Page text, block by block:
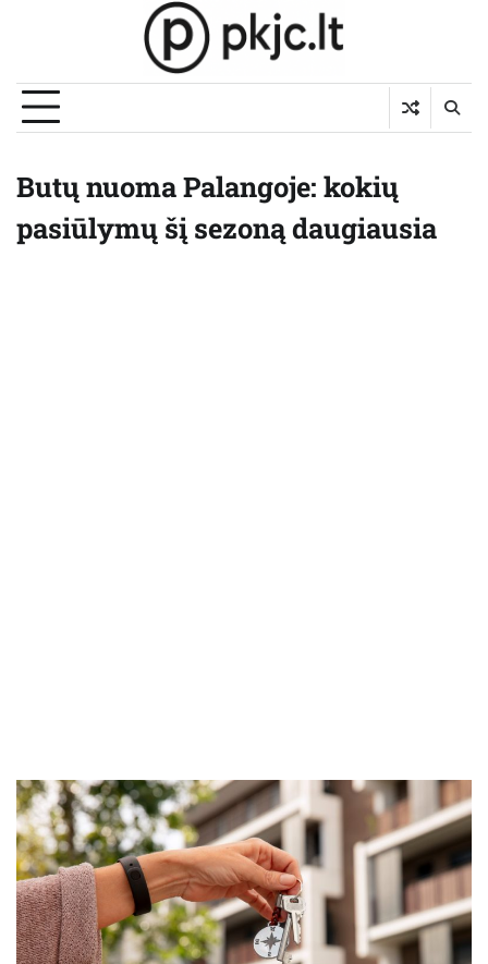
Butų nuoma Palangoje: kokių
pasiūlymų šį sezoną daugiausia